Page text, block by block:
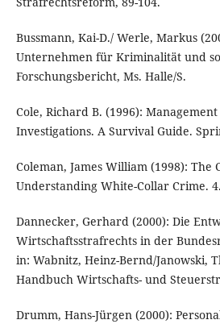
Bussmann, Kai-D./ Werle, Markus
Unternehmen für Kriminalität und
Forschungsbericht, Ms. Halle/S.
Cole, Richard B. (1996):
Investigations. A Survival Guide.
Coleman, James William (1998): The
Understanding White-Collar Crime.
Dannecker, Gerhard (2000): Die
Wirtschaftsstrafrechts in der
in: Wabnitz, Heinz-Bernd/Janowski,
Handbuch Wirtschafts- und
Drumm, Hans-Jürgen (2000):